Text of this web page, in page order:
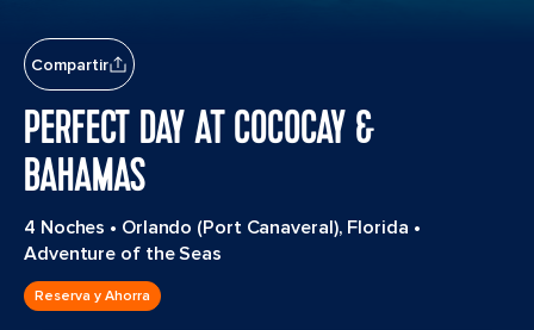
Compartir
PERFECT DAY AT COCOCAY &
BAHAMAS
4 Noches • Orlando (Port Canaveral), Florida •
Adventure of the Seas
Reserva y Ahorra